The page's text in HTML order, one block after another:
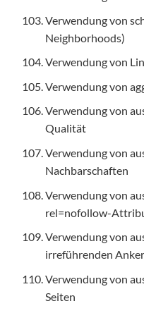
Verwendung von
Neighborhoods)
Verwendung von
Verwendung von
Verwendung von
Qualität
Verwendung von
Nachbarschaften
Verwendung von
rel=nofollow-
Verwendung von
irreführenden
Verwendung von
Seiten